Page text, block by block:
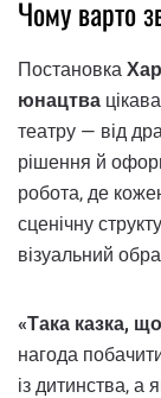
Чому варто
Постановка
юнацтва
театру — від
рішення й
робота, де
сценічну
візуальний
«Така казка,
нагода
із дитинства, а